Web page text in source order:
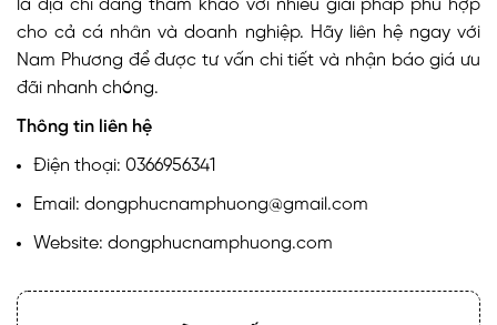
là địa chỉ đáng tham khảo với nhiều giải pháp phù hợp
cho cả cá nhân và doanh nghiệp. Hãy liên hệ ngay với
Nam Phương để được tư vấn chi tiết và nhận báo giá ưu
đãi nhanh chóng.
Thông tin liên hệ
Điện thoại: 0366956341
Email: dongphucnamphuong@gmail.com
Website: dongphucnamphuong.com